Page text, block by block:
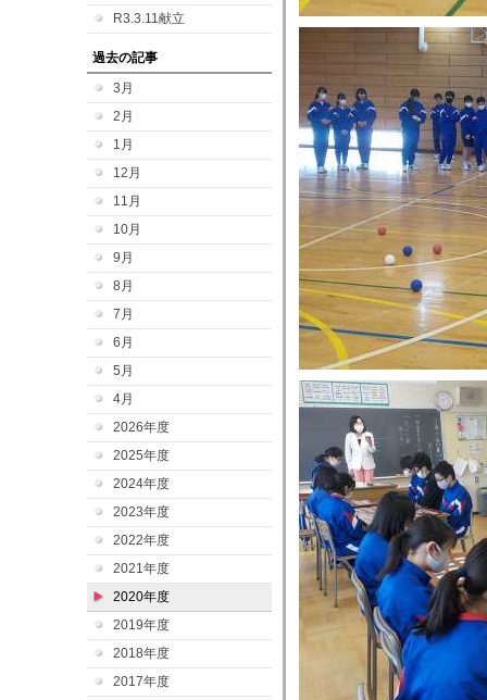
R3.3.11献立
過去の記事
3月
2月
1月
12月
11月
10月
9月
8月
7月
6月
5月
4月
2026年度
2025年度
2024年度
2023年度
2022年度
2021年度
2020年度
2019年度
2018年度
2017年度